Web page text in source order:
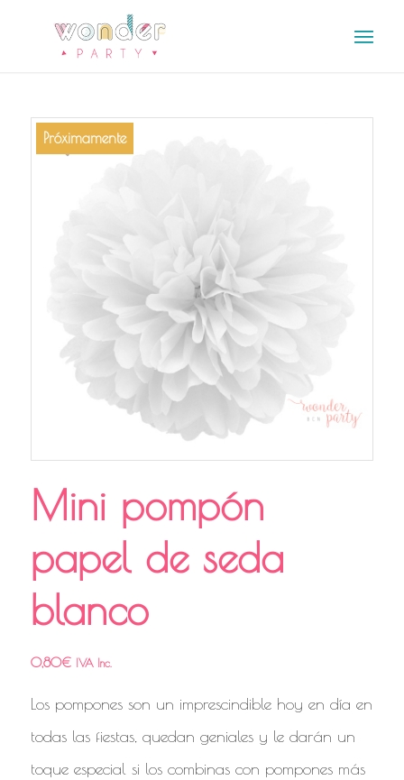
Próximamente
Mini pompón
papel de seda
blanco
0,80€ IVA Inc.
Los pompones son un imprescindible hoy en día en
todas las fiestas, quedan geniales y le darán un
toque especial si los combinas con pompones más